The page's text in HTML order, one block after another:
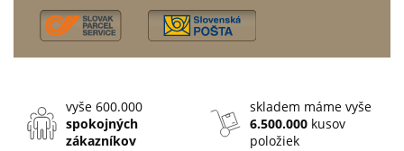
vyše 600.000
spokojných
zákazníkov
skladem máme vyše
6.500.000 kusov
položiek